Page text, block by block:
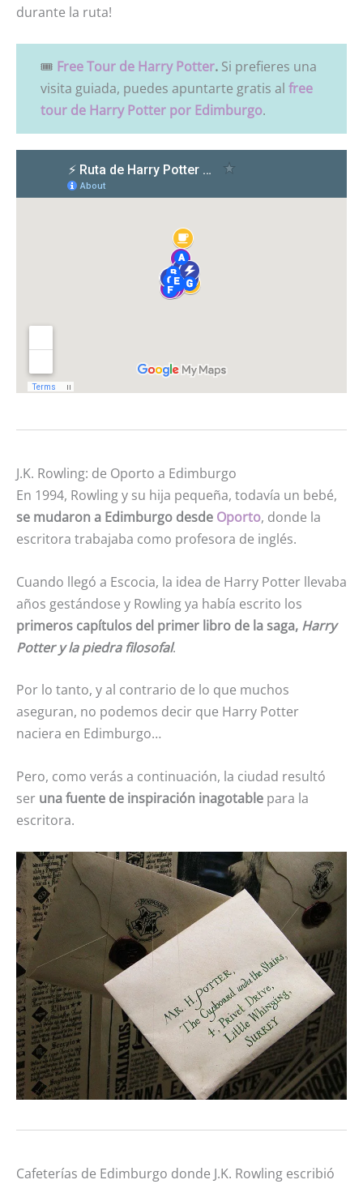
durante la ruta!
🎟 Free Tour de Harry Potter. Si prefieres una
visita guiada, puedes apuntarte gratis al free
tour de Harry Potter por Edimburgo.
J.K. Rowling: de Oporto a Edimburgo
En 1994, Rowling y su hija pequeña, todavía un bebé,
se mudaron a Edimburgo desde Oporto, donde la
escritora trabajaba como profesora de inglés.
Cuando llegó a Escocia, la idea de Harry Potter llevaba
años gestándose y Rowling ya había escrito los
primeros capítulos del primer libro de la saga, Harry
Potter y la piedra filosofal.
Por lo tanto, y al contrario de lo que muchos
aseguran, no podemos decir que Harry Potter
naciera en Edimburgo…
Pero, como verás a continuación, la ciudad resultó
ser una fuente de inspiración inagotable para la
escritora.
Cafeterías de Edimburgo donde J.K. Rowling escribió